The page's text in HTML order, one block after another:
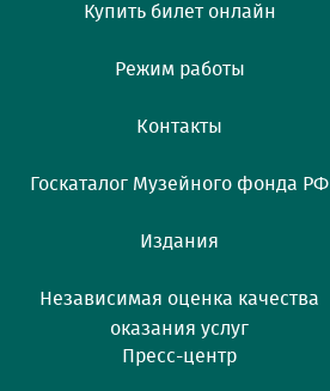
Купить билет онлайн
Режим работы
Контакты
Госкаталог Музейного фонда РФ
Издания
Независимая оценка качества
оказания услуг
Пресс-центр